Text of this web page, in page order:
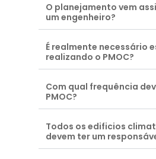
O planejamento vem
um engenheiro?
É realmente necessário
realizando o PMOC?
Com qual frequência
PMOC?
Todos os edificios
devem ter um